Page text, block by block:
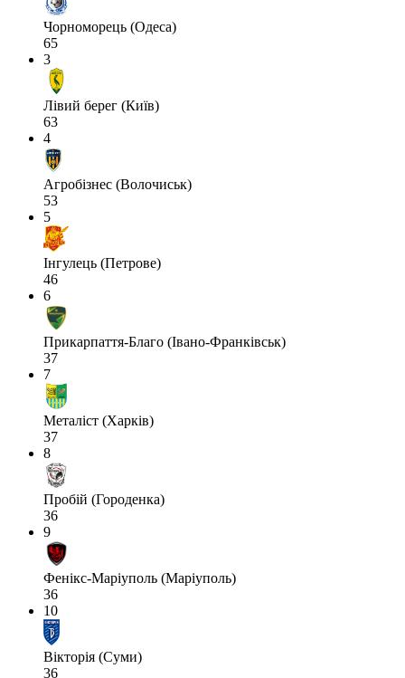
Чорноморець (Одеса)
65
3
Лівий берег (Київ)
63
4
Агробізнес (Волочиськ)
53
5
Інгулець (Петрове)
46
6
Прикарпаття-Благо (Івано-Франківськ)
37
7
Металіст (Харків)
37
8
Пробій (Городенка)
36
9
Фенікс-Маріуполь (Маріуполь)
36
10
Вікторія (Суми)
36